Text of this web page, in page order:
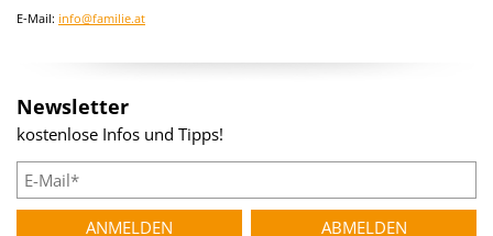
E-Mail: info@familie.at
Newsletter
kostenlose Infos und Tipps!